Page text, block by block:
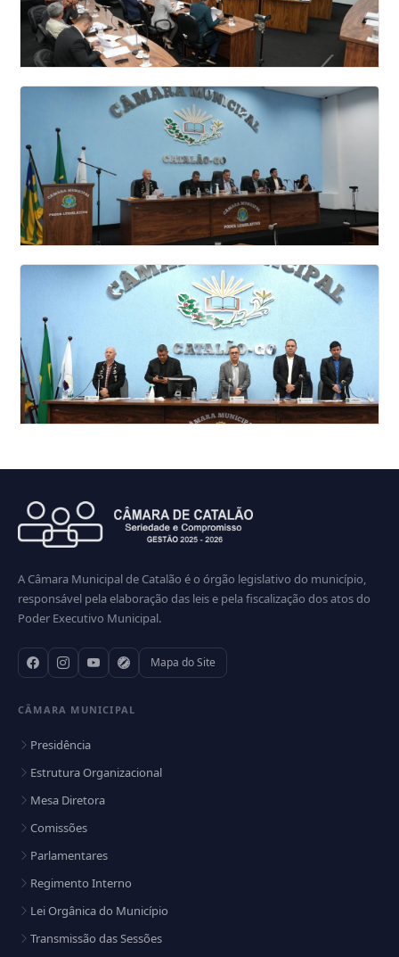
Veja todas as fotos
25 SESSAO ORDINÁRIA DA CÂMARA
MUNICIPAL DE VEREADORES DE CATALÃO
2026
Veja todas as fotos
24 SESSAO ORDINÁRIA DA CÂMARA
MUNICIPAL DE VEREADORES DE CATALÃO
2026
Veja todas as fotos
MUNICIPAL DE VEREADORES DE CATALÃO
2026
Veja todas as fotos
A Câmara Municipal de Catalão é o órgão legislativo do município,
responsável pela elaboração das leis e pela fiscalização dos atos do
Poder Executivo Municipal.
Mapa do Site
CÂMARA MUNICIPAL
Presidência
Estrutura Organizacional
Mesa Diretora
Comissões
Parlamentares
Regimento Interno
Lei Orgânica do Município
Transmissão das Sessões